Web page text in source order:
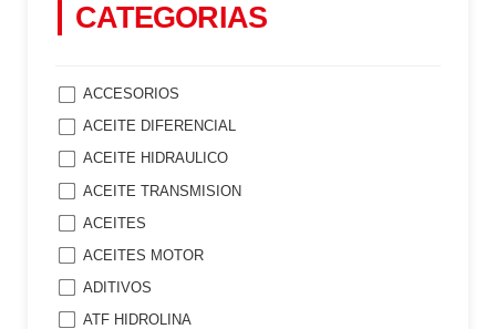
CATEGORIAS
ACCESORIOS
ACEITE DIFERENCIAL
ACEITE HIDRAULICO
ACEITE TRANSMISION
ACEITES
ACEITES MOTOR
ADITIVOS
ATF HIDROLINA